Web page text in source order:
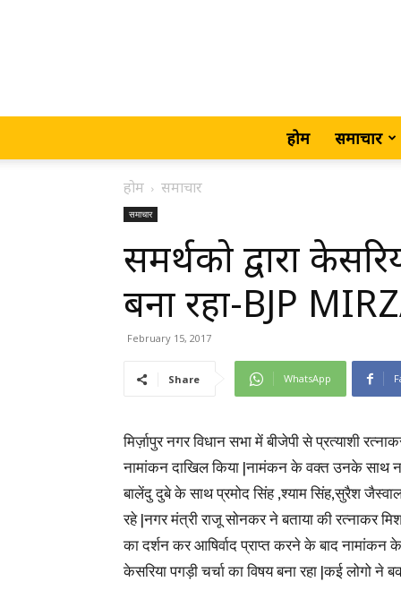
होम समाचार
होम समाचार
समाचार
समर्थको द्वारा
बना रहा-BJP
February 15, 2017
Share WhatsApp
मिर्ज़ापुर नगर विधान सभा में बीजेपी से प्रत्याशी
नामांकन दाखिल किया |नामंकन के वक्त उनके साथ
बालेंदु दुबे के साथ प्रमोद सिंह ,श्याम सिंह,सुरैश
रहे |नगर मंत्री राजू सोनकर ने बताया की रत्नाकर
का दर्शन कर आषिर्वाद प्राप्त करने के बाद
केसरिया पगड़ी चर्चा का विषय बना रहा |कई लोगो ने